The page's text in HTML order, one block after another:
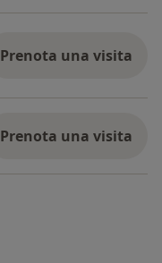
Prenota una visita
Prenota una visita